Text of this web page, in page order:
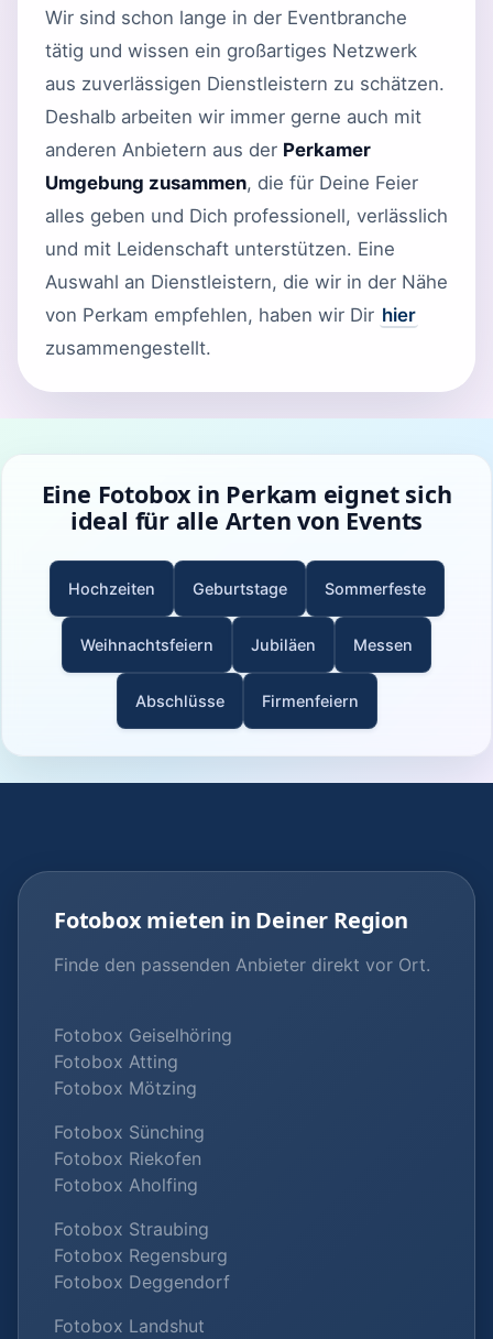
Wir sind schon lange in der Eventbranche
tätig und wissen ein großartiges Netzwerk
aus zuverlässigen Dienstleistern zu schätzen.
Deshalb arbeiten wir immer gerne auch mit
anderen Anbietern aus der Perkamer
Umgebung zusammen, die für Deine Feier
alles geben und Dich professionell, verlässlich
und mit Leidenschaft unterstützen. Eine
Auswahl an Dienstleistern, die wir in der Nähe
von Perkam empfehlen, haben wir Dir hier
zusammengestellt.
Eine Fotobox in Perkam eignet sich
ideal für alle Arten von Events
Hochzeiten Geburtstage Sommerfeste
Weihnachtsfeiern Jubiläen Messen
Abschlüsse Firmenfeiern
Fotobox mieten in Deiner Region
Finde den passenden Anbieter direkt vor Ort.
Fotobox Geiselhöring
Fotobox Atting
Fotobox Mötzing
Fotobox Sünching
Fotobox Riekofen
Fotobox Aholfing
Fotobox Straubing
Fotobox Regensburg
Fotobox Deggendorf
Fotobox Landshut